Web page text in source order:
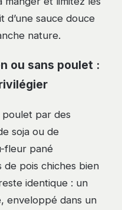
sauce douce
nature.
ou sans poulet :
par des
soja ou de
fleur pané
pois chiches bien
identique : un
enveloppé dans un